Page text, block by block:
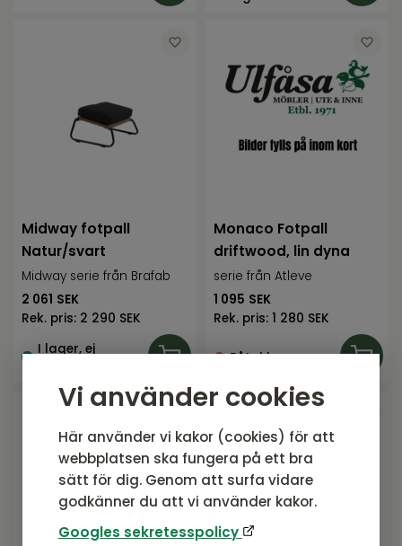
Vi använder cookies
Här använder vi kakor (cookies) för att
webbplatsen ska fungera på ett bra
sätt för dig. Genom att surfa vidare
godkänner du att vi använder kakor.
Googles sekretesspolicy
Midway fotpall
Natur/svart
Midway serie från Brafab
2 061 SEK
Rek. pris: 2 290 SEK
I lager, ej
Monaco Fotpall
driftwood, lin dyna
serie från Atleve
1 095 SEK
Rek. pris: 1 280 SEK
Fåtal kvar